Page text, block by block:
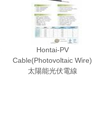
Hontai-PV
Cable(Photovoltaic Wire)
太陽能光伏電線